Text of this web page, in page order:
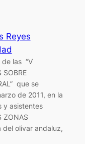
Reyes
las “V
SOBRE
que se
de 2011, en la
y asistentes
ZONAS
del olivar andaluz,